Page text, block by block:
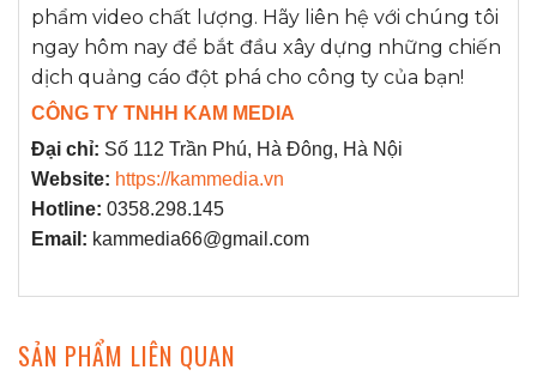
phẩm video chất lượng. Hãy liên hệ với chúng tôi
ngay hôm nay để bắt đầu xây dựng những chiến
dịch quảng cáo đột phá cho công ty của bạn!
CÔNG TY TNHH KAM MEDIA
Đại chỉ: Số 112 Trần Phú, Hà Đông, Hà Nội
Website: https://kammedia.vn
Hotline: 0358.298.145
Email: kammedia66@gmail.com
SẢN PHẨM LIÊN QUAN